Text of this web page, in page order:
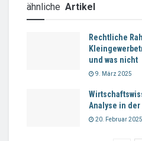
ähnliche Artikel
Rechtliche
und was nicht
9. März 2025
Analyse in
20. Februar 2025